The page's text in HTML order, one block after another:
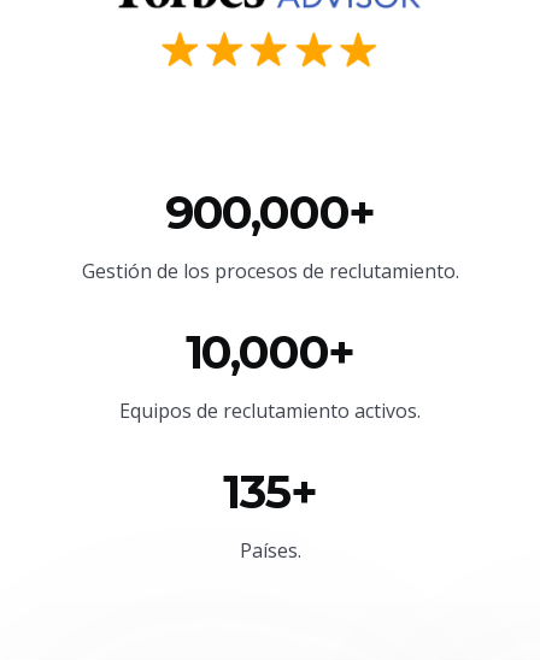
900,000+
Gestión de los procesos de reclutamiento.
10,000+
Equipos de reclutamiento activos.
135+
Países.